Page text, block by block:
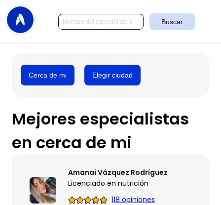
Buscar
Cerca de mi Elegir ciudad
Mejores especialistas
en cerca de mi
Amanai Vázquez Rodríguez
Licenciado en nutrición
118 opiniones